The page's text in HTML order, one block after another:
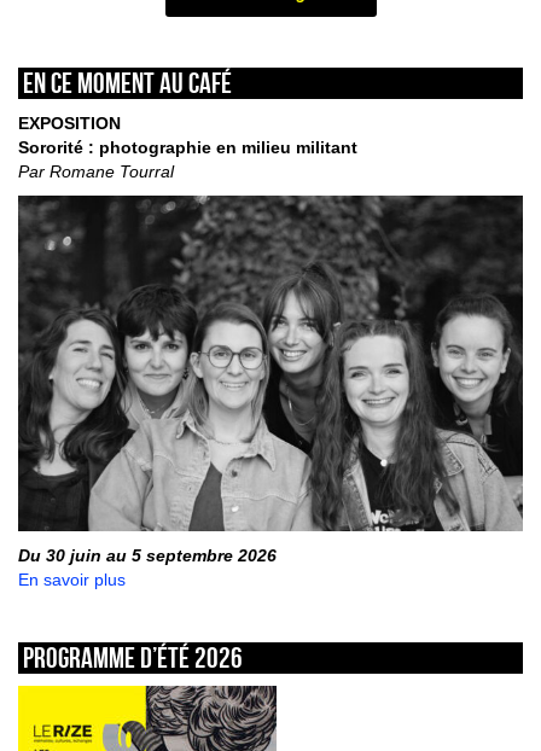
En ce moment au café
EXPOSITION
Sororité : photographie en milieu militant
Par Romane Tourral
Du 30 juin au 5 septembre 2026
En savoir plus
Programme d’été 2026